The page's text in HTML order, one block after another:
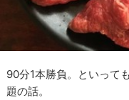
90分1本勝負。といって
題の話。